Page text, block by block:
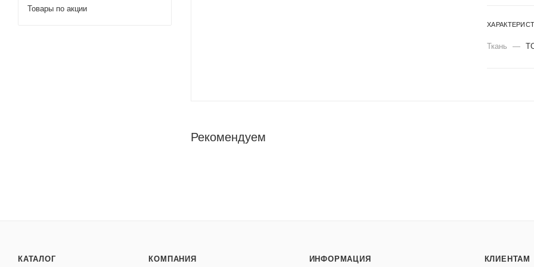
Ткань —
Рекомендуем
Товары по акции
КАТАЛОГ КОМПАНИЯ ИНФОРМАЦИЯ КЛИЕНТАМ